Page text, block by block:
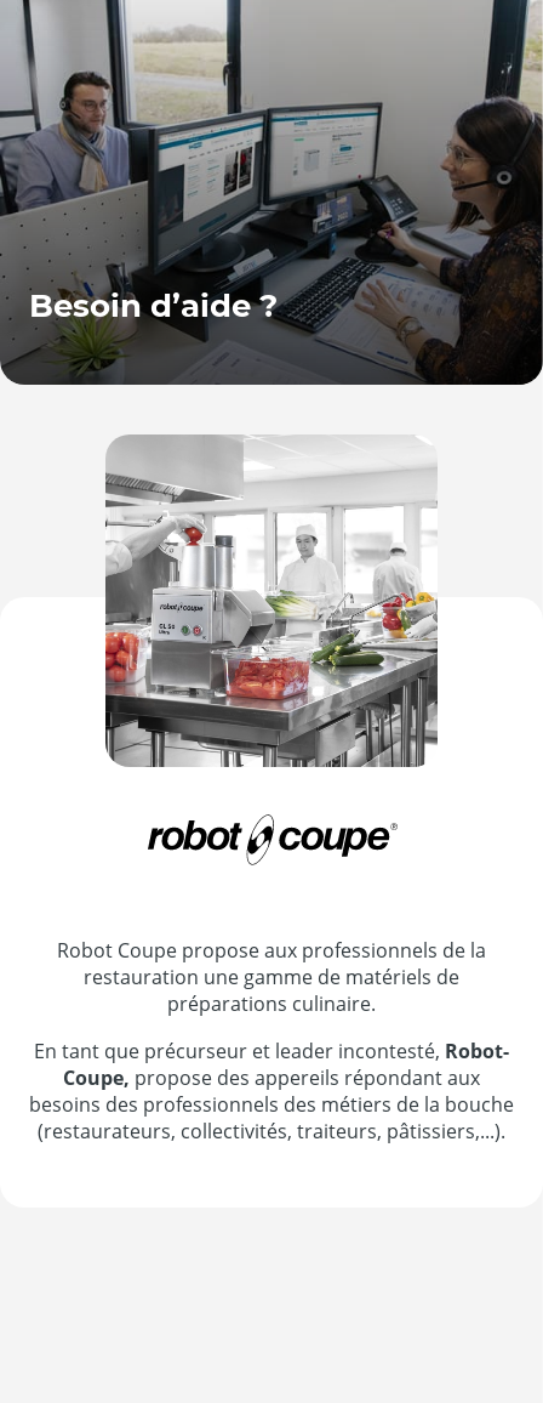
Besoin d’aide ?
Robot Coupe propose aux professionnels de la
restauration une gamme de matériels de
préparations culinaire.
En tant que précurseur et leader incontesté, Robot-
Coupe, propose des appereils répondant aux
besoins des professionnels des métiers de la bouche
(restaurateurs, collectivités, traiteurs, pâtissiers,...).